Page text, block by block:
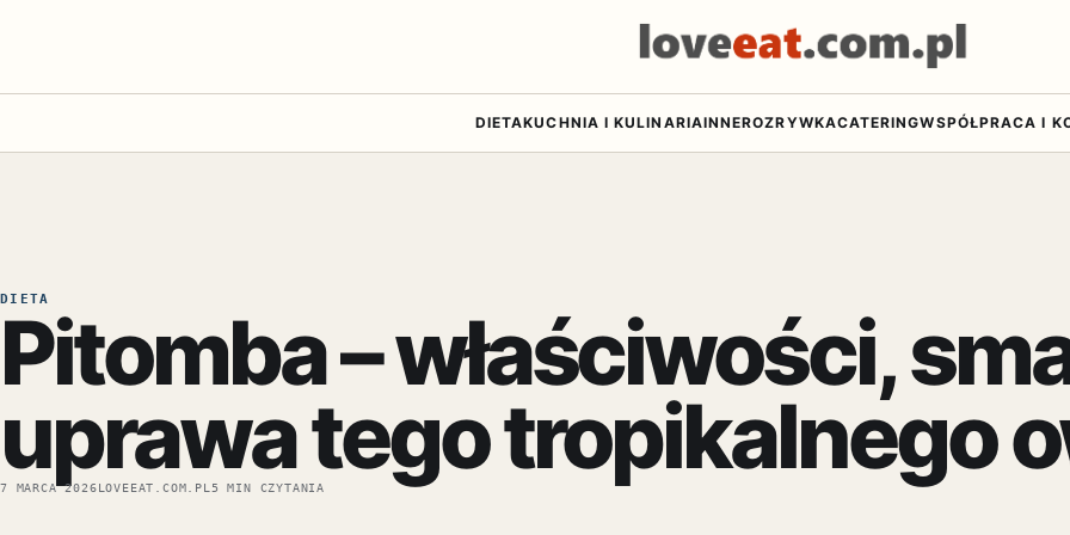
DIETAKUCHNIA I KULINARIAINNEROZRYWKACATERINGWSPÓŁPRACA I
DIETA
Pitomba – właściwości,
uprawa tego tropikalnego
7 MARCA 2026LOVEEAT.COM.PL 5 MIN CZYTANIA